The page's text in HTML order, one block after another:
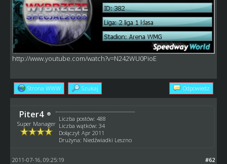
http://www.youtube.com/watch?v=N242WU0PioE
Strona WWW Szukaj Odpowiedz
Piter4
Super Manager
Liczba postów: 488
Liczba wątków: 34
Dołączył: Apr 2011
Drużyna: Niedźwiadki Leszno
#62
2011-07-16, 09:25:19